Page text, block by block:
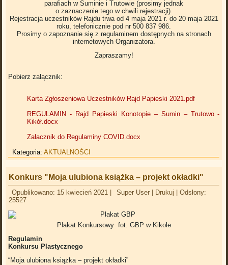
parafiach w Suminie i Trutowie (prosimy jednak
o zaznaczenie tego w chwili rejestracji).
Rejestracja uczestników Rajdu trwa od 4 maja 2021 r. do 20 maja 2021
roku, telefonicznie pod nr 500 837 986.
Prosimy o zapoznanie się z regulaminem dostępnych na stronach
internetowych Organizatora.
Zapraszamy!
Pobierz załącznik:
Karta Zgłoszeniowa Uczestników Rajd Papieski 2021.pdf
REGULAMIN - Rajd Papieski Konotopie – Sumin – Trutowo -
Kikół.docx
Załacznik do Regulaminy COVID.docx
Kategoria:AKTUALNOŚCI
Konkurs "Moja ulubiona książka – projekt okładki"
Opublikowano: 15 kwiecień 2021 Super User Drukuj |Odsłony:
25527
Plakat Konkursowy fot. GBP w Kikole
Regulamin
Konkursu Plastycznego
“Moja ulubiona książka – projekt okładki”